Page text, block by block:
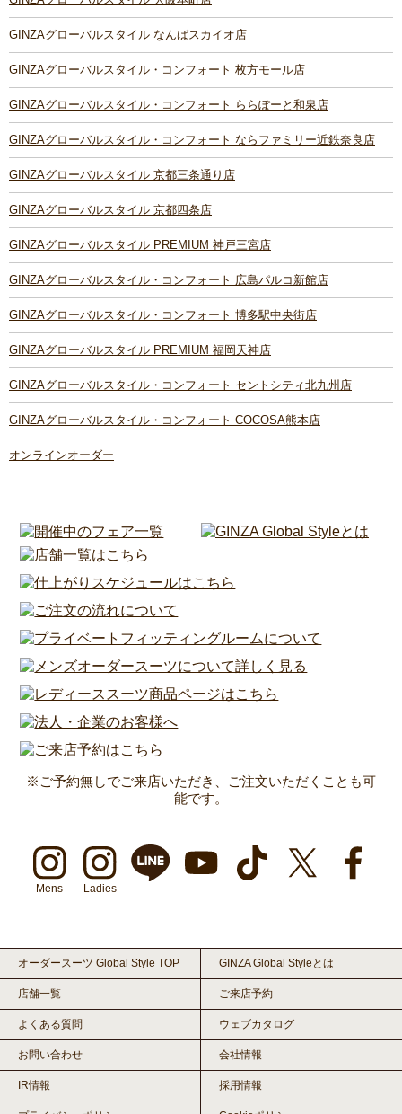
GINZAグローバルスタイル なんばスカイオ店
GINZAグローバルスタイル・コンフォート 枚方モール店
GINZAグローバルスタイル・コンフォート ららぽーと和泉店
GINZAグローバルスタイル・コンフォート ならファミリー近鉄奈良店
GINZAグローバルスタイル 京都三条通り店
GINZAグローバルスタイル 京都四条店
GINZAグローバルスタイル PREMIUM 神戸三宮店
GINZAグローバルスタイル・コンフォート 広島パルコ新館店
GINZAグローバルスタイル・コンフォート 博多駅中央街店
GINZAグローバルスタイル PREMIUM 福岡天神店
GINZAグローバルスタイル・コンフォート セントシティ北九州店
GINZAグローバルスタイル・コンフォート COCOSA熊本店
オンラインオーダー
※ご予約無しでご来店いただき、ご注文いただくことも可
能です。
Mens Ladies
オーダースーツ Global Style TOP GINZA Global Styleとは
店舗一覧 ご来店予約
よくある質問 ウェブカタログ
お問い合わせ 会社情報
IR情報 採用情報